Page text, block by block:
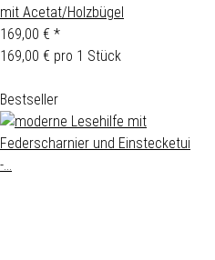
mit Acetat/Holzbügel
169,00 € *
169,00 € pro 1 Stück
Bestseller